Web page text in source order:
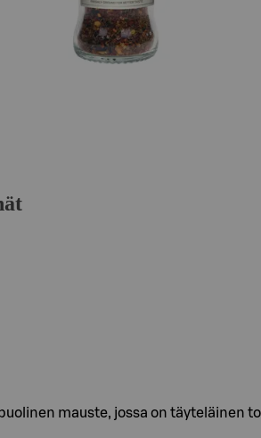
mauste, jossa on täyteläinen